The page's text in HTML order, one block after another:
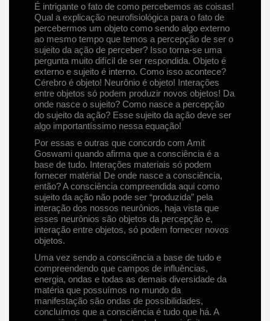
É intrigante o fato de como percebemos as coisas!
Qual a explicação neurofisiológica para o fato de
percebermos um objeto como sendo algo externo
ao mesmo tempo que temos a percepção de ser o
sujeito da ação de perceber? Isso torna-se uma
pergunta muito difícil de ser respondida. Objeto é
externo e sujeito é interno. Como isso acontece?
Cérebro é objeto! Neurônio é objeto! Interações
entre objetos só podem produzir novos objetos! Da
onde nasce o sujeito? Como nasce a percepção
do sujeito da ação? Esse sujeito da ação deve ser
algo importantíssimo nessa equação!
Por essas e outras que concordo com Amit
Goswami quando afirma que a consciência é a
base de tudo. Interações materiais só podem
fornecer matéria! De onde nasce a consciência,
então? A consciência compreendida aqui como
sujeito da ação não pode ser “produzida” pela
interação dos nossos neurônios, haja vista que
esses neurônios são objetos da percepção e,
interação entre objetos, só podem fornecer novos
objetos.
Uma vez sendo a consciência a base de tudo e
compreendendo que campos de influências,
energia, ondas e todas as demais diversidade da
matéria que possuímos no mundo da
manifestação são ondas de possibilidades,
concluímos que a consciência é tudo que há. A